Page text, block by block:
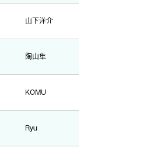
山下洋介
陶山隼
KOMU
Ryu